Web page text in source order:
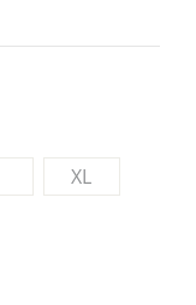
XL